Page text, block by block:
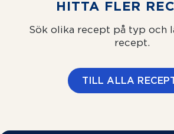
HITTA FLER
Sök olika recept på typ och
recept.
TILL ALLA